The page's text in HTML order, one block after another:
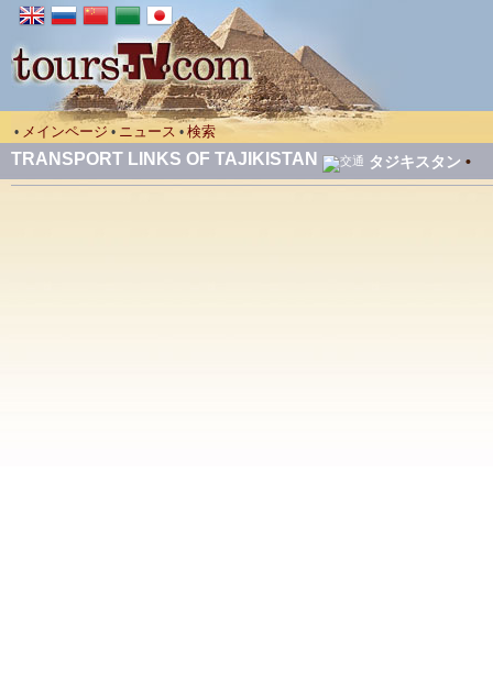
• メインページ • ニュース • 検索
TRANSPORT LINKS OF TAJIKISTAN タジキスタン •